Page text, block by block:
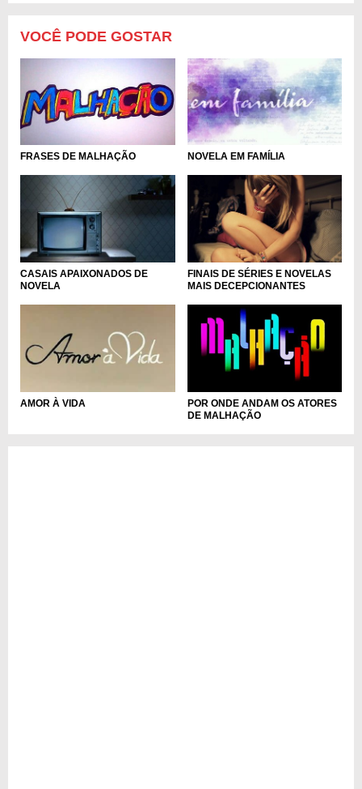
VOCÊ PODE GOSTAR
FRASES DE MALHAÇÃO NOVELA EM FAMÍLIA
CASAIS APAIXONADOS DE
NOVELA
FINAIS DE SÉRIES E NOVELAS
MAIS DECEPCIONANTES
AMOR À VIDA
POR ONDE ANDAM OS ATORES
DE MALHAÇÃO